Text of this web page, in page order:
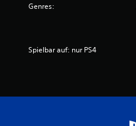
Genres:
Spielbar auf: nur PS4